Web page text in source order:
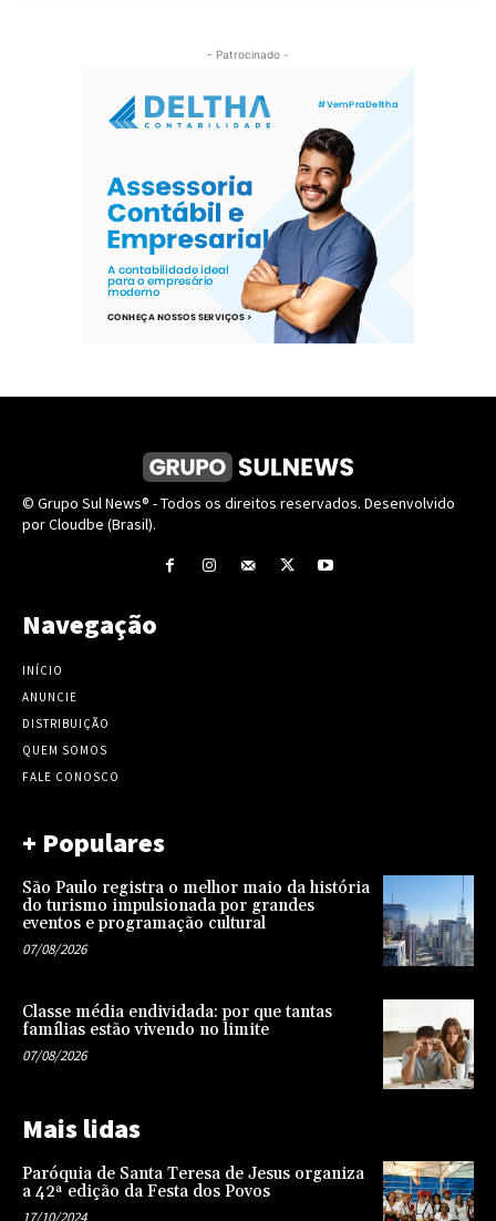
- Patrocinado -
© Grupo Sul News® - Todos os direitos reservados. Desenvolvido
por Cloudbe (Brasil).
Navegação
INÍCIO
ANUNCIE
DISTRIBUIÇÃO
QUEM SOMOS
FALE CONOSCO
+ Populares
São Paulo registra o melhor maio da história
do turismo impulsionada por grandes
eventos e programação cultural
07/08/2026
Classe média endividada: por que tantas
famílias estão vivendo no limite
07/08/2026
Mais lidas
Paróquia de Santa Teresa de Jesus organiza
a 42ª edição da Festa dos Povos